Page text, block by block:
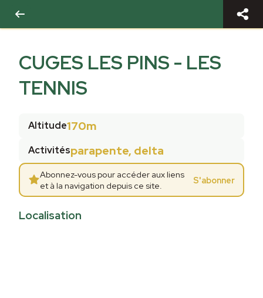
CUGES LES PINS - LES
TENNIS
Altitude170m
Activitésparapente, delta
Abonnez-vous pour accéder aux liens
et à la navigation depuis ce site.
S'abonner
Localisation